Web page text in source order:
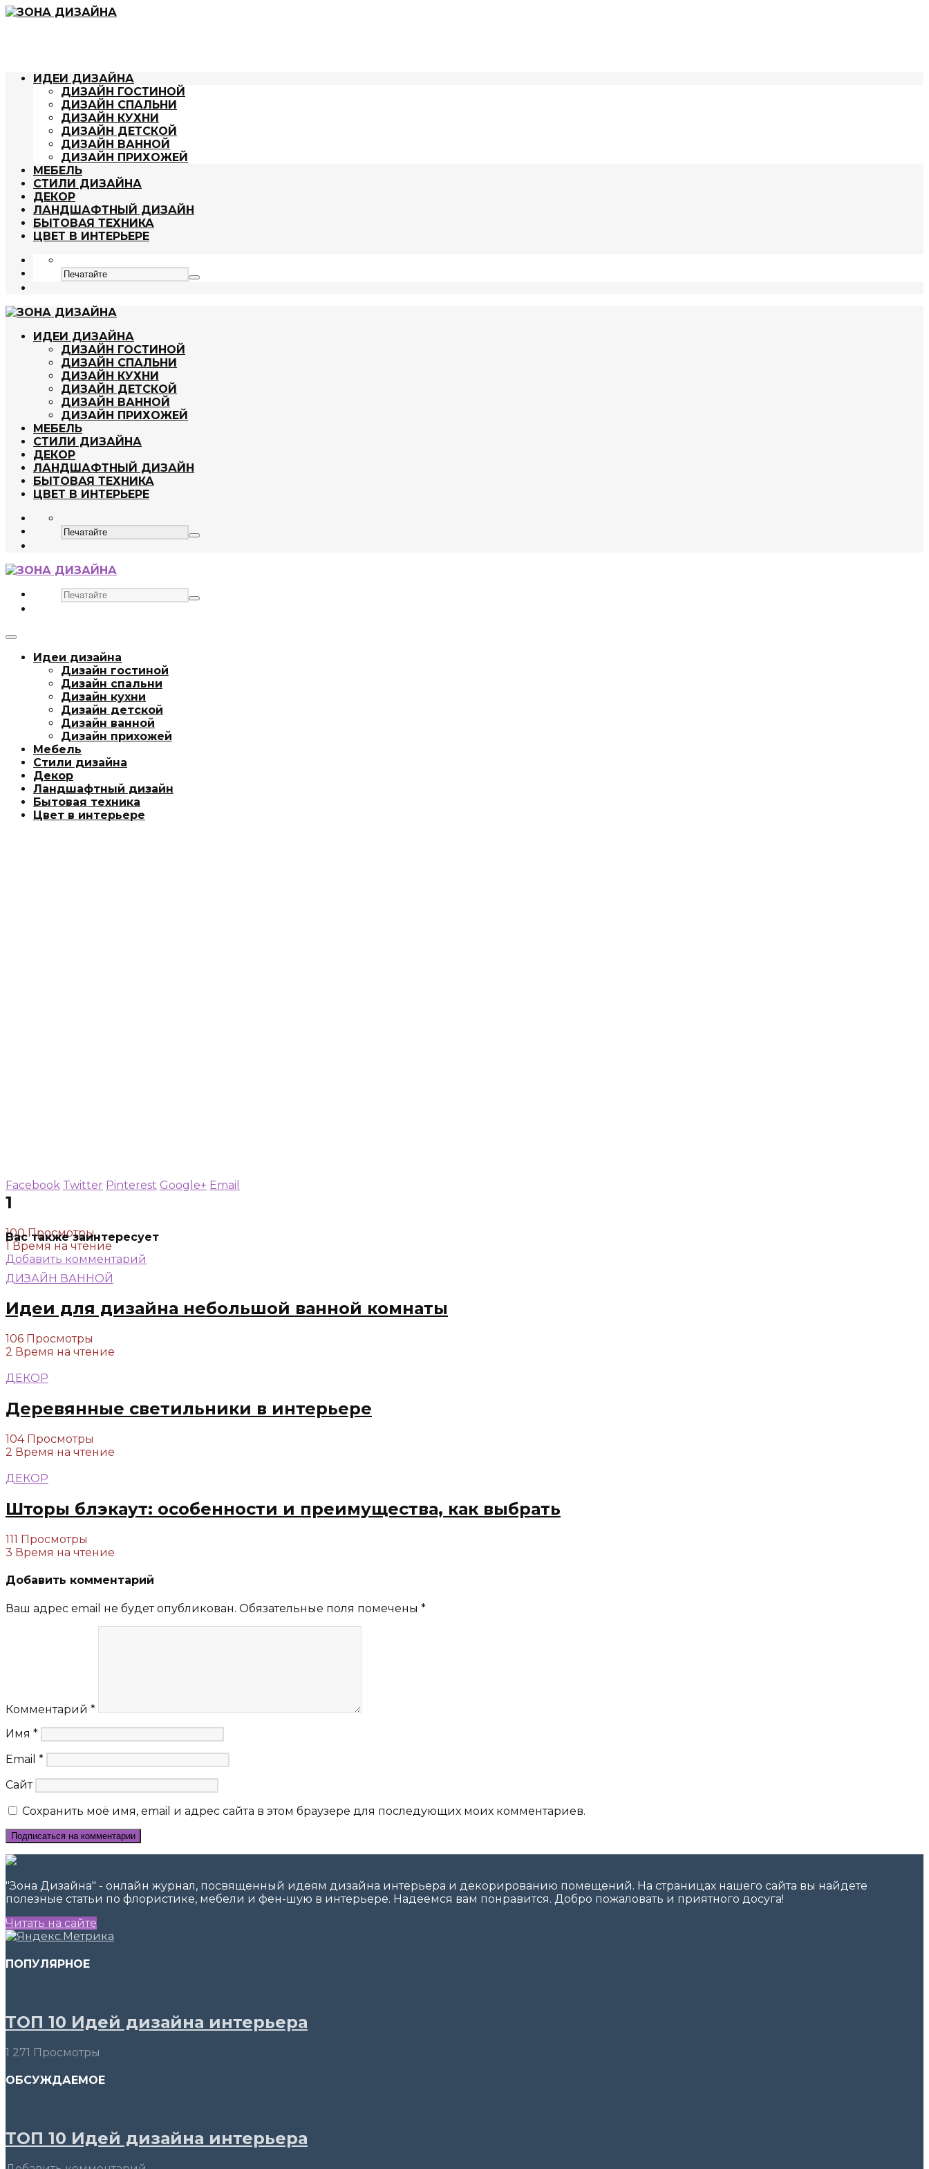
ИДЕИ ДИЗАЙНА
ДИЗАЙН ГОСТИНОЙ
ДИЗАЙН СПАЛЬНИ
ДИЗАЙН КУХНИ
ДИЗАЙН ДЕТСКОЙ
ДИЗАЙН ВАННОЙ
ДИЗАЙН ПРИХОЖЕЙ
МЕБЕЛЬ
СТИЛИ ДИЗАЙНА
ДЕКОР
ЛАНДШАФТНЫЙ ДИЗАЙН
БЫТОВАЯ ТЕХНИКА
ЦВЕТ В ИНТЕРЬЕРЕ
ИДЕИ ДИЗАЙНА
ДИЗАЙН ГОСТИНОЙ
ДИЗАЙН СПАЛЬНИ
ДИЗАЙН КУХНИ
ДИЗАЙН ДЕТСКОЙ
ДИЗАЙН ВАННОЙ
ДИЗАЙН ПРИХОЖЕЙ
МЕБЕЛЬ
СТИЛИ ДИЗАЙНА
ДЕКОР
ЛАНДШАФТНЫЙ ДИЗАЙН
БЫТОВАЯ ТЕХНИКА
ЦВЕТ В ИНТЕРЬЕРЕ
Идеи дизайна
Дизайн гостиной
Дизайн спальни
Дизайн кухни
Дизайн детской
Дизайн ванной
Дизайн прихожей
Мебель
Стили дизайна
Декор
Ландшафтный дизайн
Бытовая техника
Цвет в интерьере
1
100 Просмотры
1 Время на чтение
Добавить комментарий
Facebook Twitter Pinterest Google+ Email
Вас также заинтересует
ДИЗАЙН ВАННОЙ
Идеи для дизайна небольшой ванной комнаты
106 Просмотры
2 Время на чтение
ДЕКОР
Деревянные светильники в интерьере
104 Просмотры
2 Время на чтение
ДЕКОР
Шторы блэкаут: особенности и преимущества, как выбрать
111 Просмотры
3 Время на чтение
Добавить комментарий
Ваш адрес email не будет опубликован. Обязательные поля помечены *
Комментарий *
Имя *
Email *
Сайт
Сохранить моё имя, email и адрес сайта в этом браузере для последующих моих комментариев.
"Зона Дизайна" - онлайн журнал, посвященный идеям дизайна интерьера и декорированию помещений. На страницах нашего сайта вы найдете
полезные статьи по флористике, мебели и фен-шую в интерьере. Надеемся вам понравится. Добро пожаловать и приятного досуга!
Читать на сайте
ПОПУЛЯРНОЕ
ТОП 10 Идей дизайна интерьера
1 271 Просмотры
ОБСУЖДАЕМОЕ
ТОП 10 Идей дизайна интерьера